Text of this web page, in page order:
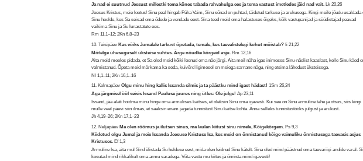
Ja nad ei suutnud Jeesust millestki tema kõnes tabada rahvahulga ees ja tema vastust imetledes jäid nad vait. Lk 20,26
Jeesus Kristus, meie lootus! Sinu peal hingab Püha Vaim, Sinu sõnad on puhtad, täidetud tarkuse ja arukusega. Kingi meile jõudu usaldada
Sinu hoolde, kes Sa seisad oma õdede ja vendade eest. Sina teed meid oma halastuses õigeks, kõik vastupanijad ja süüdistajad peavad
vaikima Sinu ja Su lunastatute ees.
Rm 11,1–12; 2Kn 6,8–23
10. Teisipäev Kas võiks Jumalale tarkust õpetada, temale, kes taevalistelegi kohut mõistab? Ii 21,22
Mõtelge ühesuguselt üksteise suhtes. Ärge nõudke kõrgeid asju. Rm 12,16
Aita meid meeles pidada, et Sa oled meid kõiki loonud oma näo järgi. Aita meil näha igas inimeses Sinu-näolist kaaslast, kelle Sinu käed
valmistanud. Õpeta meid märkama ka seda, kuivõrd ligimesel on meiega sarnane nägu, ning otsima lähedust üksteisega.
Nl 1,1–11; 2Kn 16,1–16
11. KolmapäevOlgu minu hing kallis Issanda silmis ja ta päästku mind igast hädast!1Sm 26,24
Aga järgmisel ööl seisis Issand Pauluse juures ning ütles: Ole julge!Ap 23,11
Issand, jää alati hoidma minu hinge oma armulises kaitses, et oleksin Sinu oma igavesti. Kui see on Sinu armuline tahe ja otsus, siis kingi
mulle veel päevi siin ilmas, et saaksin enam jagada tunnistust Sinu kaitse kohta. Anna selleks tunnistustööks julgust ja arukust.
Jh 4,19–26; 2Kn 17,1–23
12. Neljapäev Ma olen rõõmus ja ilutsen sinus, ma laulan kiitust sinu nimele, Kõigekõrgem. Ps 9,3
Kiidetud olgu Jumal ja meie Issanda Jeesuse Kristuse Isa, kes meid on õnnistanud kõige vaimuliku õnnistusega taevasis asjus
Kristuses. Ef 1,3
Armuline Isa, aita mul Sind ülistada Su helduse eest, mida olen leidnud Sinu kätelt. Sina oled mind päästnud oma taevariigi andide varal.
kosutad mind rikkalikult oma armu varadega. Võta vastu mu kiitus ja õnnista mind igavesti!